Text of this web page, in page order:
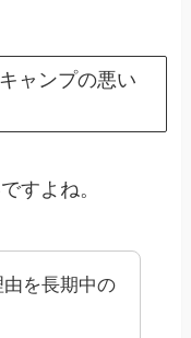
ャンプの悪い
すよね。
を長期中の